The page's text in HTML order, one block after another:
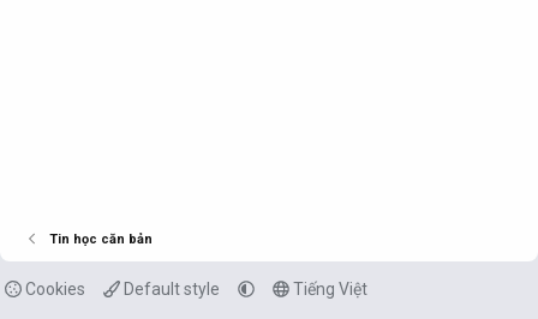
Tin học căn bản
Cookies Default style Tiếng Việt